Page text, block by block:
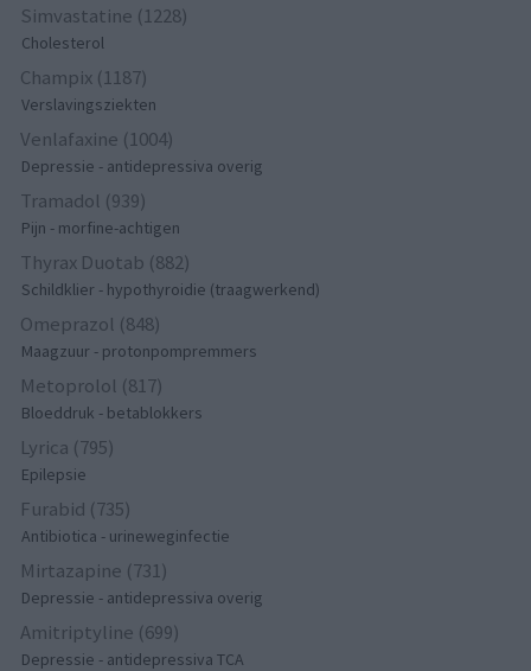
Simvastatine (1228)
Cholesterol
Champix (1187)
Verslavingsziekten
Venlafaxine (1004)
Depressie - antidepressiva overig
Tramadol (939)
Pijn - morfine-achtigen
Thyrax Duotab (882)
Schildklier - hypothyroidie (traagwerkend)
Omeprazol (848)
Maagzuur - protonpompremmers
Metoprolol (817)
Bloeddruk - betablokkers
Lyrica (795)
Epilepsie
Furabid (735)
Antibiotica - urineweginfectie
Mirtazapine (731)
Depressie - antidepressiva overig
Amitriptyline (699)
Depressie - antidepressiva TCA